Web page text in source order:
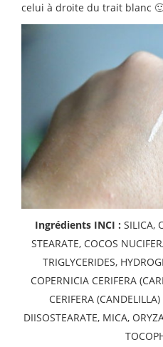
celui à droite du trait blanc
Ingrédients INCI : SILICA,
STEARATE, COCOS
TRIGLYCERIDES,
COPERNICIA CERIFERA
CERIFERA
DIISOSTEARATE, MICA,